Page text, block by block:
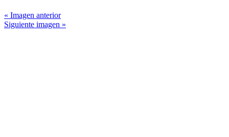
« Imagen anterior
Siguiente imagen »